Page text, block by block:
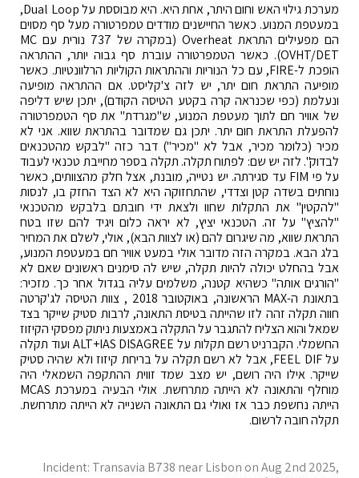
מערכת גילוי האש וחום היתר, אחת היא. היא מבוססת על Dual Loop,
במעטפת המנוע. כאשר החיישנים מודדים טמפרטורה מעל סף מסוים
הם מפעילים התראת Overheat (במקרה של 737 נורית עם MC
OVHT/DET). כאשר הטמפרטורה עוברת סף גבוה יותר, ההתראה
הופכת ל-FIRE, עם כל הנוריות וההתראות הקוליות הרלוונטיות. כאשר
מופיעה התראת חום יתר, יש לזה צ'קליסט. אם ההתראה מופיעה
ונעלמת (כפי שכנראה קרה בקטע הטיסה הקודם), יתכן שיש דליפה
של אוויר חם לתוך מעטפת המנוע, ש"מגרדת" את סף הטמפרטורה
להפעלת התראת חום יתר. יתכן גם שמדובר בהתראת שווא. אני לא
מכיר (כלומר מכיר, אבל לא "מכיר") דבר כזה "לבקש מהטכנאים
לבדוק". לזה יש שם: לפתוח תקלה. תקלה בספר מחייבת טכנאי לעבוד
על פי FIM עד סגירתה. יש נטייה, מובנת, אצל חלק מהצוותים, כאשר
נוחתים בשדה קטן וצדדי, שהתחזוקה היא לא הצד החזק בו, לנסות
"להקטין" את התקלות שחוו ולצאת ידי חובתם בלבקש מהטכנאי
"להציץ" על זה. הטכנאי יציץ, לא יראה כלום ויגיד להם שזו בטח
התראת שווא, מה שיגרום להם (או לצוות הבא), אולי, לשלם את המחיר
בלג הבא. במקרה הזה מדובר אולי במעט אוויר חם במעטפת המנוע,
אבל בהחלט יכולה להיות תקלה, שיש לה סימנים ראשונים שאם לא
"הורגים אותה" כשהיא קטנה, משלמים עליה בגדול אחר כך. מזכיר:
בתאונת ה-MAX הראשונה, באוקטובר 2018 , צוות הטיסה לג'קרטה
חווה תקלה זהה לזו שהייתה בטיסת התאונה, לרבות סטיק שייקר בצד
שמאל והוא הצליח להתגבר על התקלה באמצעות ניתוק מפסקי הקיזוז
החשמלי. הקברניט רשם תקלות על ALT+IAS DISAGREE ועוד תקלה
על FEEL DIF, אבל לא רשם תקלה על בריחת קיזוז ולא שהיה סטיק
שייקר. אילו היה רושם, יש מצב שמד זווית ההתקפה השמאלי היה
מוחלף והתאונה לא הייתה מתרחשת. אולי הבעיה במערכת MCAS
הייתה נחשפת כבר אז ואולי גם התאונה השנייה לא הייתה מתרחשת.
תקלה חובה לרשום.
Incident: Transavia B738 near Lisbon on Aug 2nd 2025,